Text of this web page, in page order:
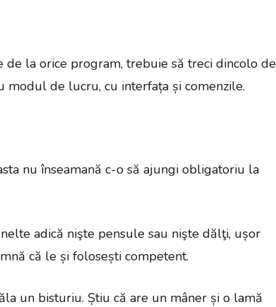
la orice program, trebuie să treci dincolo de
modul de lucru, cu interfața și comenzile.
nu înseamană c-o să ajungi obligatoriu la
adică nişte pensule sau nişte dălţi, ușor
că le și folosești competent.
un bisturiu. Știu că are un mâner și o lamă